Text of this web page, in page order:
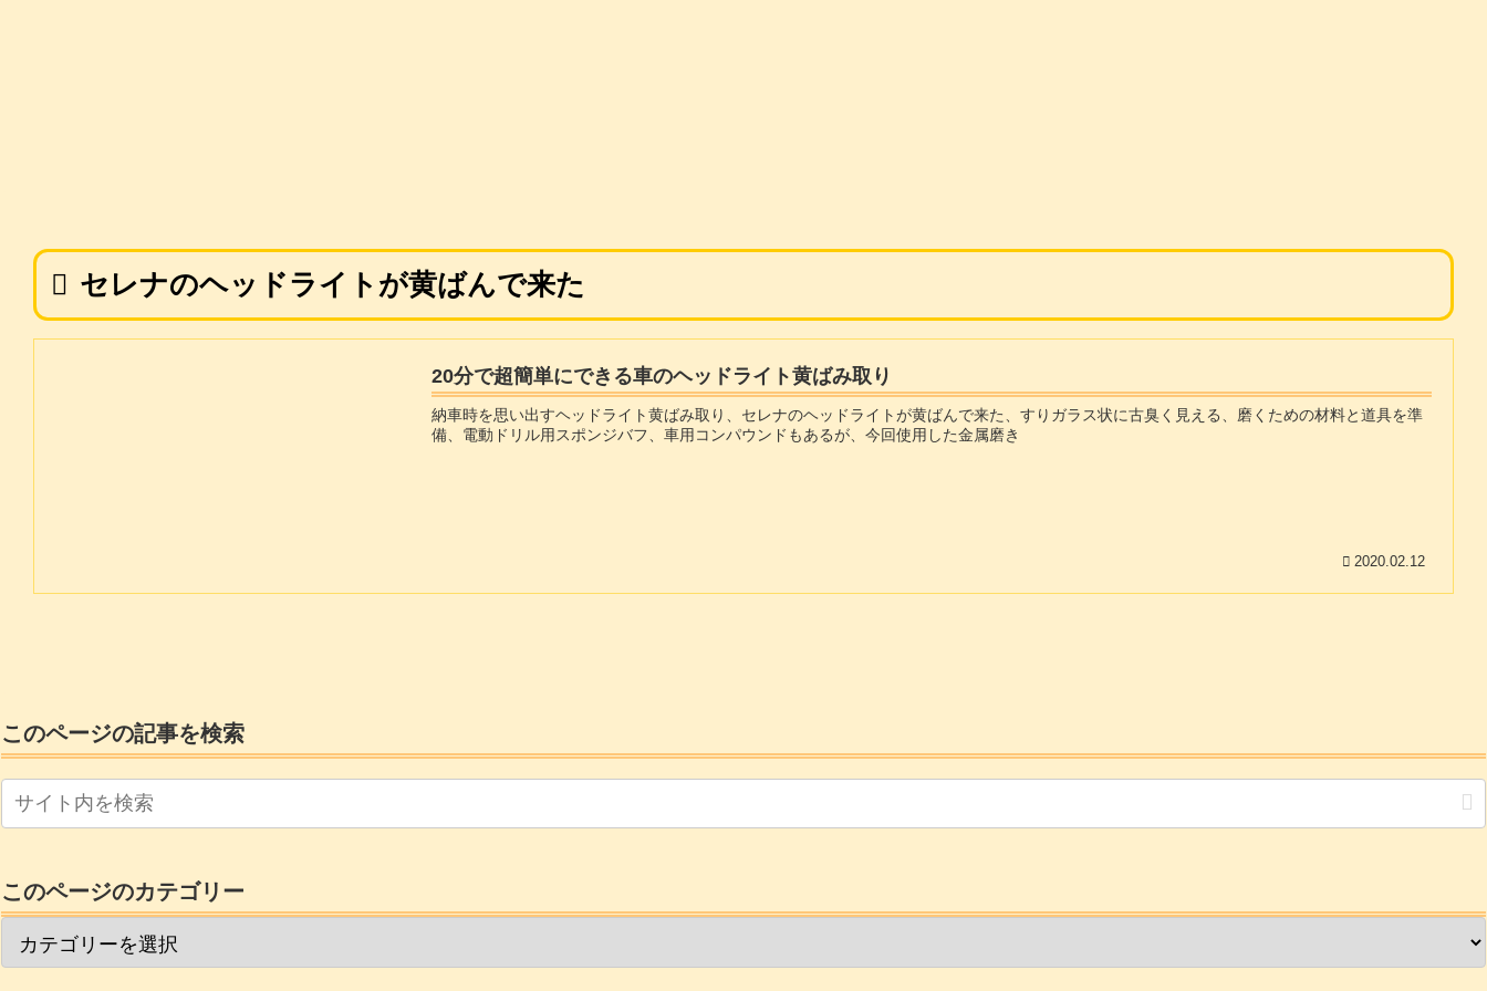
セレナのヘッドライトが黄ばんで来た
20分で超簡単にできる車のヘッドライト黄ばみ取り
納車時を思い出すヘッドライト黄ばみ取り、セレナのヘッドライトが黄ばんで来た、すりガラス状に古臭く見える、磨くための材料と道具を準
備、電動ドリル用スポンジバフ、車用コンパウンドもあるが、今回使用した金属磨き
2020.02.12
このページの記事を検索
このページのカテゴリー